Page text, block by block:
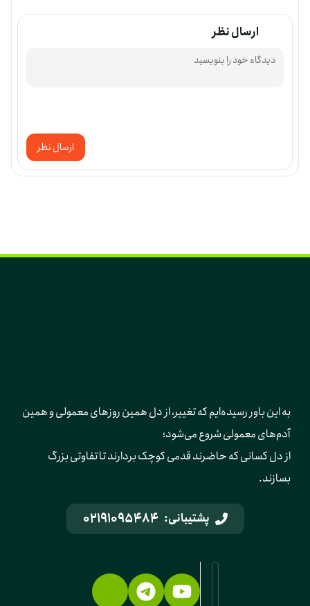
ارسال نظر
ارسال نظر
به این باور رسیده‌ایم که تغییر، از دل همین روزهای معمولی و همین
آدم‌های معمولی شروع می‌شود؛
از دل کسانی که حاضرند قدمی کوچک بردارند تا تفاوتی بزرگ
بسازند.
پشتیبانی: 02191095484